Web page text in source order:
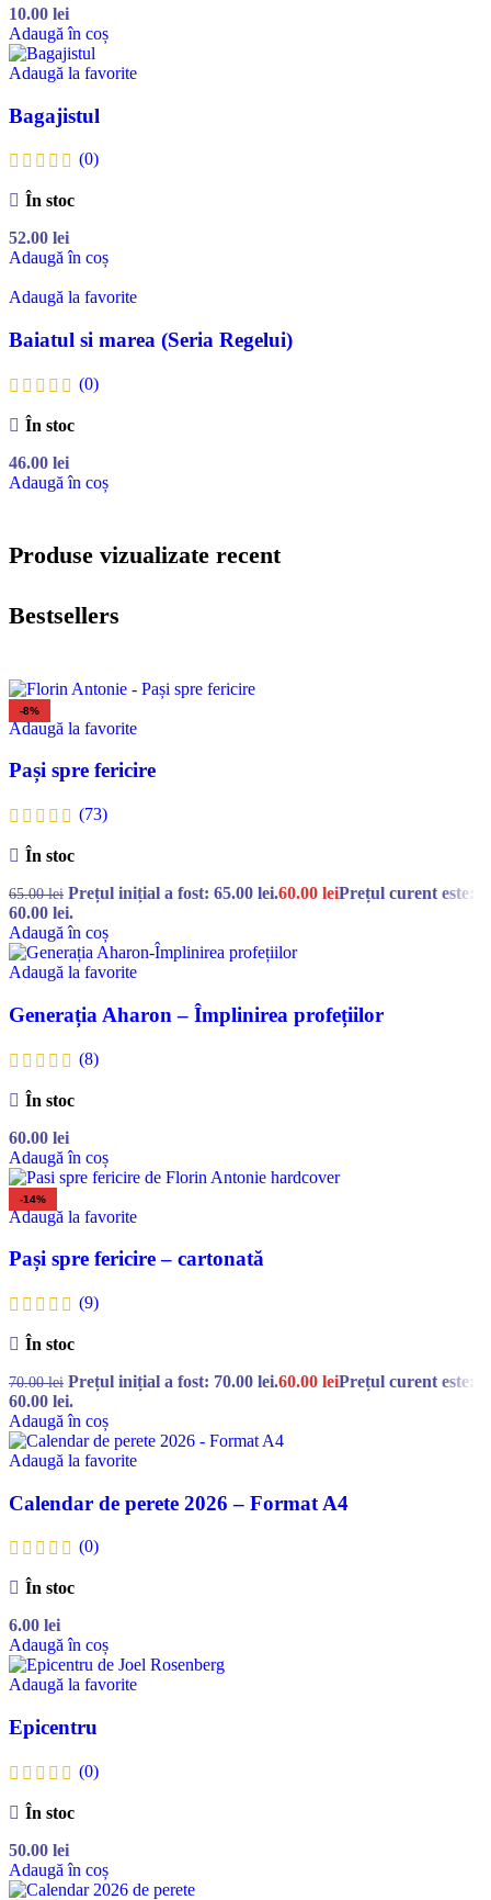
10.00 lei
Adaugă în coș
Adaugă la favorite
Bagajistul
(0)
În stoc
52.00 lei
Adaugă în coș
Adaugă la favorite
Baiatul si marea (Seria Regelui)
(0)
În stoc
46.00 lei
Adaugă în coș
Produse vizualizate recent
Bestsellers
-8%
Adaugă la favorite
Pași spre fericire
(73)
În stoc
65.00lei Prețul inițial a fost: 65.00 lei.60.00 leiPrețul curent este:
60.00 lei.
Adaugă în coș
Adaugă la favorite
Generația Aharon – Împlinirea profețiilor
(8)
În stoc
60.00 lei
Adaugă în coș
-14%
Adaugă la favorite
Pași spre fericire – cartonată
(9)
În stoc
70.00lei Prețul inițial a fost: 70.00 lei.60.00 leiPrețul curent este:
60.00 lei.
Adaugă în coș
Adaugă la favorite
Calendar de perete 2026 – Format A4
(0)
În stoc
6.00 lei
Adaugă în coș
Adaugă la favorite
Epicentru
(0)
În stoc
50.00 lei
Adaugă în coș